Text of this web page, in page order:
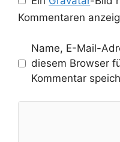
Kommentaren
Name, E-Mail-
diesem Browser
Kommentar